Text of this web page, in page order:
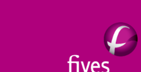
sin centros, el objetivo era
sin centros de Cincinnati.
para el rectificado sin